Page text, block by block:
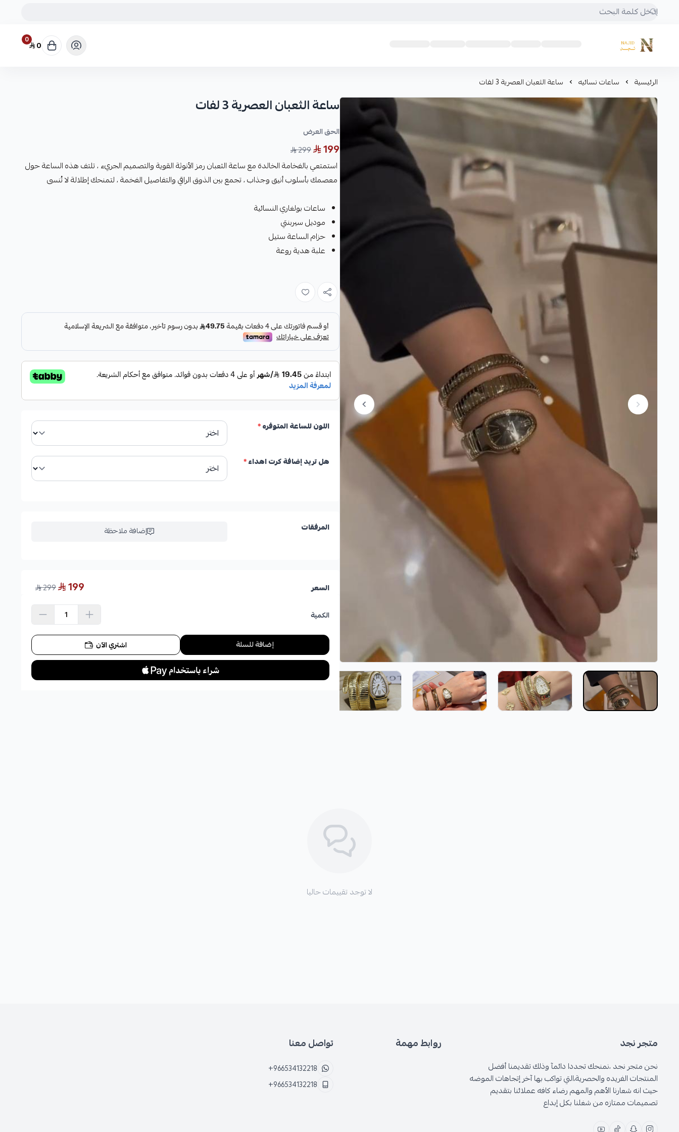
متجر نجد
0 0
الرئيسية ساعات نسائيه ساعة الثعبان العصرية 3 لفات
ساعة الثعبان العصرية 3 لفات
الحق العرض
199
299
استمتعي بالفخامة الخالدة مع ساعة الثعبان رمز الأنوثة القوية والتصميم الجريء ، تلتف هذه الساعة حول
معصمك بأسلوب أنيق وجذاب ، تجمع بين الذوق الراقي والتفاصيل الفخمة ، لتمنحك إطلالة لا تُنسى
ساعات بولغاري النسائية
موديل سيربنتي
حزام الساعة ستيل
علبة هدية روعة
اللون للساعة المتوفره*
هل تريد إضافة كرت اهداء*
المرفقات إضافة ملاحظة
السعر 199
299
الكمية
إضافة للسلة اشتري الآن
لا توجد تقييمات حاليا
متجر نجد
نحن متجر نجد ،نمنحك تجددا دائمآ وذلك تقديمنا أفضل
المنتجات الفريده والحصرية،التي تواكب بها آخر إتجاهات الموضه
حيث انه شعارنا الأهم والمهم رضاء كافه عملائنا بتقديم
تصميمات ممتازه من شغلنا بكل إبداع
روابط مهمة تواصل معنا
+966534132218
+966534132218